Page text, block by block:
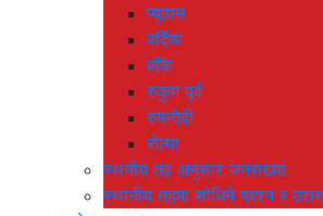
प्यूठान
बर्दिया
बाँके
रुकुम पूर्व
रुपन्देही
रोल्पा
स्थनीय तह अनुसार जनसंख्या
स्थानीय तहमा सोधिने प्रश्न र उत्तर